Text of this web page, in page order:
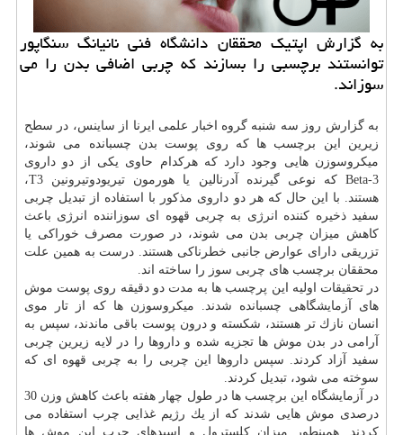
به گزارش اپتیك محققان دانشگاه فنی نانیانگ سنگاپور
توانستند برچسبی را بسازند كه چربی اضافی بدن را می
سوزاند.
به گزارش روز سه شنبه گروه اخبار علمی ایرنا از ساینس، در سطح
زیرین این برچسب ها كه روی پوست بدن چسبانده می شوند،
میكروسوزن هایی وجود دارد كه هركدام حاوی یكی از دو داروی
Beta-3 كه نوعی گیرنده آدرنالین یا هورمون تیریودوتیرونین T3،
هستند. با این حال كه هر دو داروی مذكور با استفاده از تبدیل چربی
سفید ذخیره كننده انرژی به چربی قهوه ای سوزاننده انرژی باعث
كاهش میزان چربی بدن می شوند، در صورت مصرف خوراكی یا
تزریقی دارای عوارض جانبی خطرناكی هستند. درست به همین علت
محققان برچسب های چربی سوز را ساخته اند.
در تحقیقات اولیه این پرچسب ها به مدت دو دقیقه روی پوست موش
های آزمایشگاهی چسبانده شدند. میكروسوزن ها كه از تار موی
انسان نازك تر هستند، شكسته و درون پوست باقی ماندند، سپس به
آرامی در بدن موش ها تجزیه شده و داروها را در لایه زیرین چربی
سفید آزاد كردند. سپس داروها این چربی را به چربی قهوه ای كه
سوخته می شود، تبدیل كردند.
در آزمایشگاه این برچسب ها در طول چهار هفته باعث كاهش وزن 30
درصدی موش هایی شدند كه از یك رژیم غذایی چرب استفاده می
كردند. همینطور میزان كلسترول و اسیدهای چرب این موش ها